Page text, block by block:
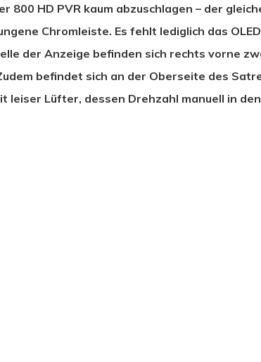
800 HD PVR kaum abzuschlagen – der
Chromleiste. Es fehlt lediglich das
der Anzeige befinden sich rechts vorne
befindet sich an der Oberseite des
leiser Lüfter, dessen Drehzahl manuell in